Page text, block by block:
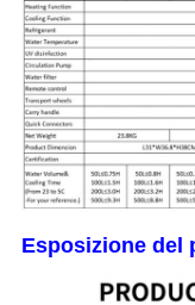
Esposizione del